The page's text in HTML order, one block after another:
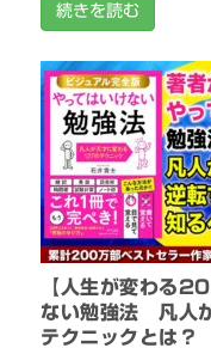
続きを読む
【人生が変わる
ない勉強法 凡人
テクニックとは？